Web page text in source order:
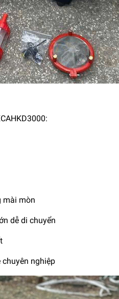
mài mòn
dễ di chuyển
nghiệp